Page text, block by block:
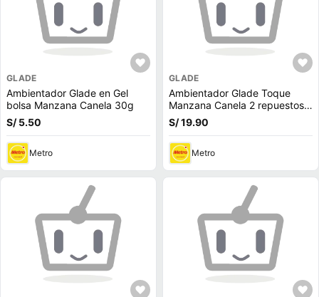
GLADE
Ambientador Glade en Gel
bolsa Manzana Canela 30g
S/ 5.50
Metro
GLADE
Ambientador Glade Toque
Manzana Canela 2 repuestos
18gr
S/ 19.90
Metro